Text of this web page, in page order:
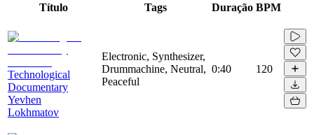
Título Tags Duração BPM
Technological
Documentary
Yevhen
Lokhmatov
Electronic, Synthesizer,
Drummachine, Neutral,
Peaceful
0:40 120